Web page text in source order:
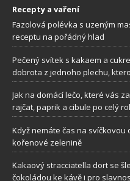
Recepty a vaření
Fazolová polévka s uzeným
receptu na pořádný hlad
Pečený svítek s kakaem a
dobrota z jednoho plechu,
Jak na domácí lečo, které vás
rajčat, paprik a cibule po celý
Když nemáte čas na svíčkovou
kořenové zelenině
Kakaový stracciatella dort se
čokoládou ke kávě i pro